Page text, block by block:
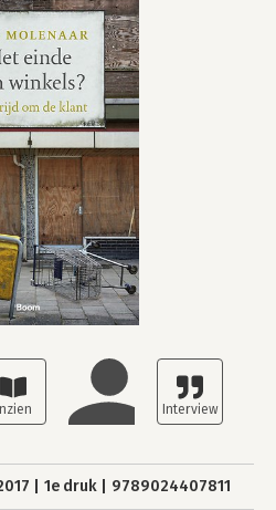
1e druk 9789024407811